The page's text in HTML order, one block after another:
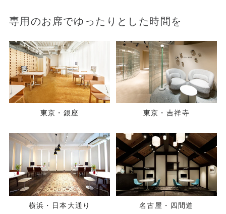
専用のお席でゆったりとした時間を
東京・銀座 東京・吉祥寺
横浜・日本大通り 名古屋・四間道